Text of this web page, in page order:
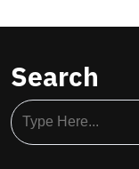
Search